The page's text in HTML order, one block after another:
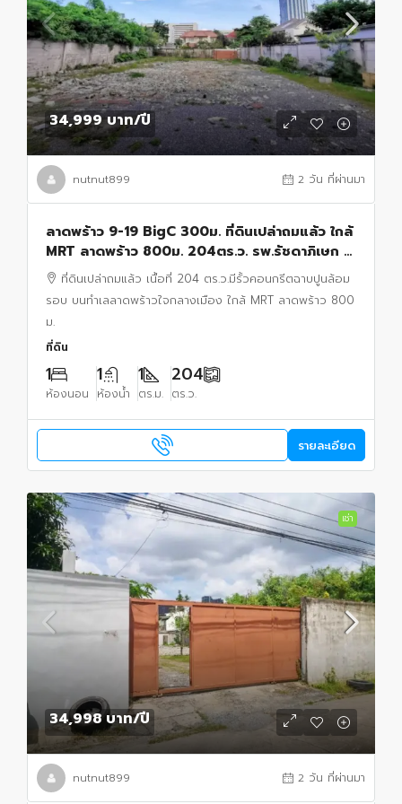
34,999 บาท/ปี
nutnut899 2 วัน ที่ผ่านมา
ลาดพร้าว 9-19 BigC 300ม. ที่ดินเปล่าถมแล้ว ใกล้
MRT ลาดพร้าว 800ม. 204ตร.ว. รพ.รัชดาภิเษก 2
กม.ที่ดินเปล่าถมแล้ว เนื้อที่ 204 ตร.ว.มีรั้วคอนกรีตฉาบปูนล้อม
รอบ บนทำเลลาดพร้าวใจกลางเมือง ใกล้ MRT ลาดพร้าว 800
ม.
ที่ดิน
1
ห้องนอน
1
ห้องน้ำ
1
ตร.ม.
204
ตร.ว.
รายละเอียด
เช่า
34,998 บาท/ปี
nutnut899 2 วัน ที่ผ่านมา